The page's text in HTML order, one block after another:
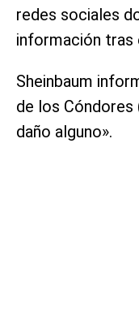
redes sociales
información tras
Sheinbaum
de los
daño alguno».